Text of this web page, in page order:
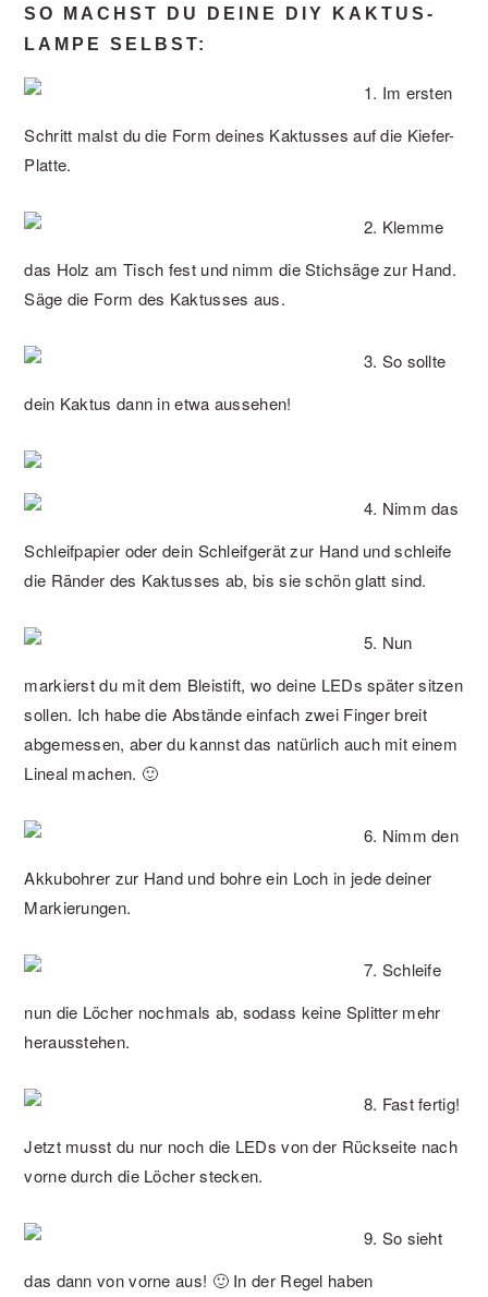
SO MACHST DU DEINE DIY KAKTUS-
LAMPE SELBST:
1. Im ersten
Schritt malst du die Form deines Kaktusses auf die Kiefer-
Platte.
2. Klemme
das Holz am Tisch fest und nimm die Stichsäge zur Hand.
Säge die Form des Kaktusses aus.
3. So sollte
dein Kaktus dann in etwa aussehen!
4. Nimm das
Schleifpapier oder dein Schleifgerät zur Hand und schleife
die Ränder des Kaktusses ab, bis sie schön glatt sind.
5. Nun
markierst du mit dem Bleistift, wo deine LEDs später sitzen
sollen. Ich habe die Abstände einfach zwei Finger breit
abgemessen, aber du kannst das natürlich auch mit einem
Lineal machen. 🙂
6. Nimm den
Akkubohrer zur Hand und bohre ein Loch in jede deiner
Markierungen.
7. Schleife
nun die Löcher nochmals ab, sodass keine Splitter mehr
herausstehen.
8. Fast fertig!
Jetzt musst du nur noch die LEDs von der Rückseite nach
vorne durch die Löcher stecken.
9. So sieht
das dann von vorne aus! 🙂 In der Regel haben